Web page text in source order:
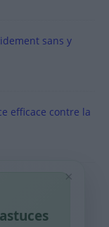
sans y
efficace contre la
simple +
×